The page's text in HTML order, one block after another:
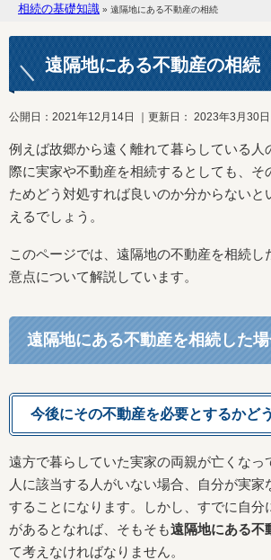
相続の基礎知識 » 遠隔地にある不動産の相続
遠隔地にある不動産の相続
公開日： 2021年12月14日 ｜更新日： 2023年3月30日
例えば故郷から遠く離れて暮らしている人
際に実家や不動産を相続するとしても、そ
ためどう対処すれば良いのか分からないと
えるでしょう。
このページでは、遠隔地の不動産を相続し
意点について解説しています。
遠隔地にある不動産を相続した
今後にその不動産を必要とするかど
遠方で暮らしていた実家の両親が亡くなっ
人に該当する人がいない場合、自分が実家
することになります。しかし、すでに自分
があるとなれば、そもそも遠隔地にある不
て考えなければなりません。